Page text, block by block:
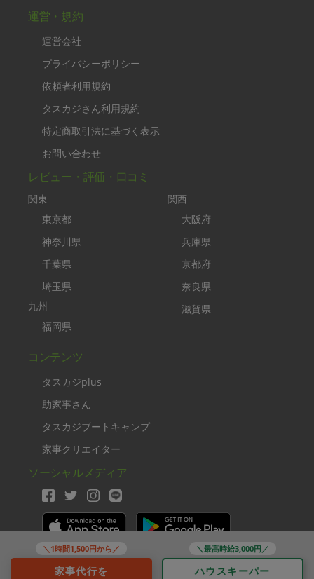
＼1時間1,500円から／
家事代行を
＼最高時給3,000円／
ハウスキーパー
運営・規約
運営会社
プライバシーポリシー
依頼者利用規約
タスカジさん利用規約
特定商取引法に基づく表示
お問い合わせ
レビュー・評価・口コミ
関東
東京都
神奈川県
千葉県
埼玉県
九州
福岡県
関西
大阪府
兵庫県
京都府
奈良県
滋賀県
コンテンツ
タスカジplus
助家事さん
タスカジブートキャンプ
家事クリエイター
ソーシャルメディア